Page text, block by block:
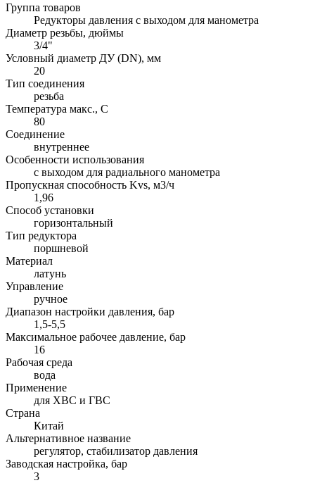
Группа товаров
Редукторы давления с выходом для манометра
Диаметр резьбы, дюймы
3/4"
Условный диаметр ДУ (DN), мм
20
Тип соединения
резьба
Температура макс., С
80
Соединение
внутреннее
Особенности использования
с выходом для радиального манометра
Пропускная способность Kvs, м3/ч
1,96
Способ установки
горизонтальный
Тип редуктора
поршневой
Материал
латунь
Управление
ручное
Диапазон настройки давления, бар
1,5-5,5
Максимальное рабочее давление, бар
16
Рабочая среда
вода
Применение
для ХВС и ГВС
Страна
Китай
Альтернативное название
регулятор, стабилизатор давления
Заводская настройка, бар
3